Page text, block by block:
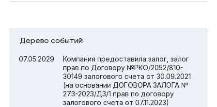
Дерево событий
07.05.2029
Компания предоставила залог, залог
прав по Договору №РКО/2052/810-
30149 залогового счета от 30.09.2021
(на основании ДОГОВОРА ЗАЛОГА №
273-2023/ДЗ/1 прав по договору
залогового счета от 07.11.2023)